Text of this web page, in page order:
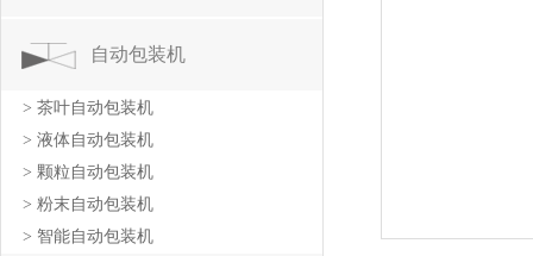
自动包装机
> 茶叶自动包装机
> 液体自动包装机
> 颗粒自动包装机
> 粉末自动包装机
> 智能自动包装机